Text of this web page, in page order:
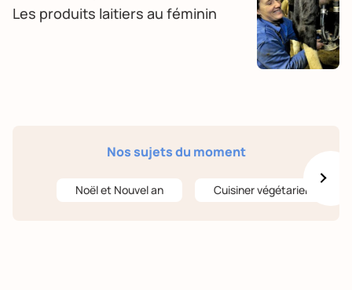
Les produits laitiers au féminin
Nos sujets du moment
Noël et Nouvel an Cuisiner végétarien